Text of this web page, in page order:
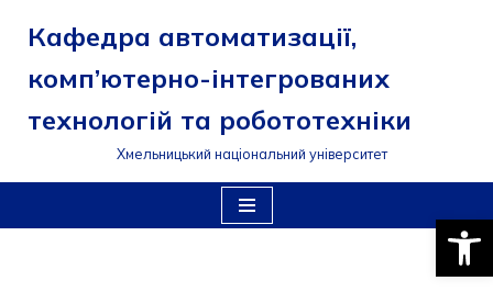
Перейти
до
вмісту
Кафедра автоматизації,
комп’ютерно-інтегрованих
технологій та робототехніки
Хмельницький національний університет